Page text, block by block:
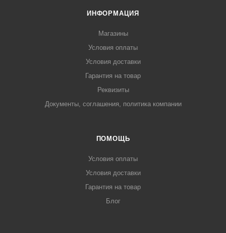
ИНФОРМАЦИЯ
Магазины
Условия оплаты
Условия доставки
Гарантия на товар
Реквизиты
Документы, соглашения, политика компании
ПОМОЩЬ
Условия оплаты
Условия доставки
Гарантия на товар
Блог